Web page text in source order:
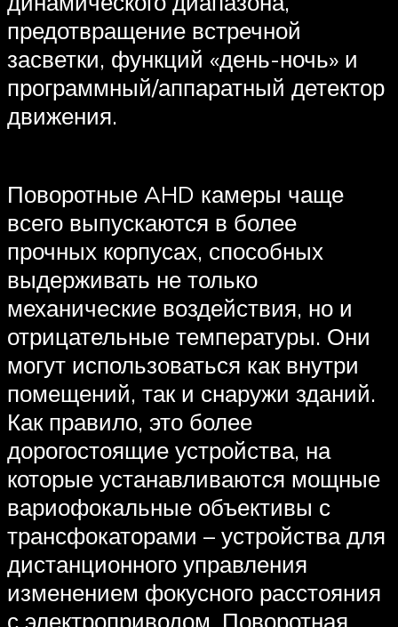
предотвращение встречной
засветки, функций «день-ночь» и
программный/аппаратный детектор
движения.
Поворотные AHD камеры чаще
всего выпускаются в более
прочных корпусах, способных
выдерживать не только
механические воздействия, но и
отрицательные температуры. Они
могут использоваться как внутри
помещений, так и снаружи зданий.
Как правило, это более
дорогостоящие устройства, на
которые устанавливаются мощные
вариофокальные объективы с
трансфокаторами – устройства для
дистанционного управления
изменением фокусного расстояния
с электроприводом. Поворотная